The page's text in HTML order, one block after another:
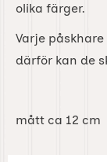
olika färger.
Varje
därför kan de
mått ca 12 cm